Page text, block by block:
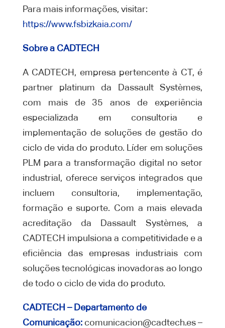
Para mais informações, visitar:
https://www.fsbizkaia.com/
Sobre a CADTECH
A CADTECH, empresa pertencente à CT, é
partner platinum da Dassault Systèmes,
com mais de 35 anos de experiência
especializada em consultoria e
implementação de soluções de gestão do
ciclo de vida do produto. Líder em soluções
PLM para a transformação digital no setor
industrial, oferece serviços integrados que
incluem consultoria, implementação,
formação e suporte. Com a mais elevada
acreditação da Dassault Systèmes, a
CADTECH impulsiona a competitividade e a
eficiência das empresas industriais com
soluções tecnológicas inovadoras ao longo
de todo o ciclo de vida do produto.
CADTECH – Departamento de
Comunicação:comunicacion@cadtech.es –